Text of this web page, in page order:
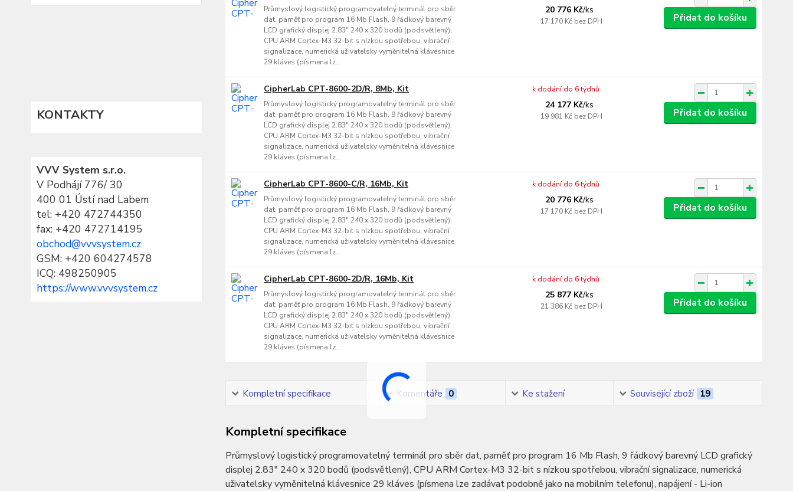
KONTAKTY
VVV System s.r.o.
V Podhájí 776/ 30
400 01 Ústí nad Labem
tel: +420 472744350
fax: +420 472714195
obchod@vvvsystem.cz
GSM: +420 604274578
ICQ: 498250905
https://www.vvvsystem.cz
Průmyslový logistický programovatelný terminál pro sběr
dat, paměť pro program 16 Mb Flash, 9 řádkový barevný
LCD grafický displej 2.83" 240 x 320 bodů (podsvětlený),
CPU ARM Cortex-M3 32-bit s nízkou spotřebou, vibrační
signalizace, numerická uživatelsky vyměnitelná klávesnice
29 kláves (písmena lz...
20 776 Kč/ks
17 170 Kč bez DPH Přidat do košíku
CipherLab CPT-8600-2D/R, 8Mb, Kit
Průmyslový logistický programovatelný terminál pro sběr
dat, paměť pro program 16 Mb Flash, 9 řádkový barevný
LCD grafický displej 2.83" 240 x 320 bodů (podsvětlený),
CPU ARM Cortex-M3 32-bit s nízkou spotřebou, vibrační
signalizace, numerická uživatelsky vyměnitelná klávesnice
29 kláves (písmena lz...
24 177 Kč/ks
19 981 Kč bez DPH
k dodání do 6 týdnů
Přidat do košíku
CipherLab CPT-8600-C/R, 16Mb, Kit
Průmyslový logistický programovatelný terminál pro sběr
dat, paměť pro program 16 Mb Flash, 9 řádkový barevný
LCD grafický displej 2.83" 240 x 320 bodů (podsvětlený),
CPU ARM Cortex-M3 32-bit s nízkou spotřebou, vibrační
signalizace, numerická uživatelsky vyměnitelná klávesnice
29 kláves (písmena lz...
20 776 Kč/ks
17 170 Kč bez DPH
k dodání do 6 týdnů
Přidat do košíku
CipherLab CPT-8600-2D/R, 16Mb, Kit
Průmyslový logistický programovatelný terminál pro sběr
dat, paměť pro program 16 Mb Flash, 9 řádkový barevný
LCD grafický displej 2.83" 240 x 320 bodů (podsvětlený),
CPU ARM Cortex-M3 32-bit s nízkou spotřebou, vibrační
signalizace, numerická uživatelsky vyměnitelná klávesnice
29 kláves (písmena lz...
25 877 Kč/ks
21 386 Kč bez DPH
k dodání do 6 týdnů
Přidat do košíku
Kompletní specifikace Komentáře 0 Ke stažení Související zboží 19
Kompletní specifikace
Průmyslový logistický programovatelný terminál pro sběr dat, paměť pro program 16 Mb Flash, 9 řádkový barevný LCD grafický
displej 2.83" 240 x 320 bodů (podsvětlený), CPU ARM Cortex-M3 32-bit s nízkou spotřebou, vibrační signalizace, numerická
uživatelsky vyměnitelná klávesnice 29 kláves (písmena lze zadávat podobně jako na mobilním telefonu), napájení - Li-ion